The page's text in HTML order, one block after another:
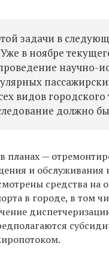
задачи в
в ноябре
научно-
видов
должно
планах —
и обслуживания
средства на
в городе, в том